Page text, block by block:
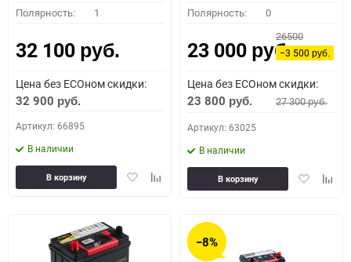
Полярность: 1
32 100 руб.
Цена без ECOном скидки:
32 900 руб.
Артикул: 66895
В наличии
ДобавитьДобавить
В корзину
Полярность: 0
23 000 руб.
26500
−3 500руб.
Цена без ECOном скидки:
23 800 руб. 27 300руб.
Артикул: 63025
В наличии
Добавить
В корзину
−8%